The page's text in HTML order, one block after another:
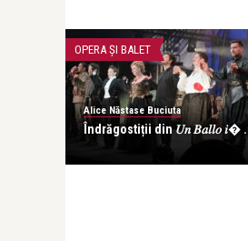
OPERA ȘI BALET
Alice Năstase Buciuta
Îndrăgostiții din 𝑈𝑛 𝐵𝑎𝑙𝑙𝑜 𝑖�